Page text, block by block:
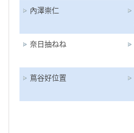
內澤崇仁
奈日抽ねね
蔦谷好位置